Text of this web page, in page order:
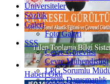
Haberi Oku
Üniversiteler
Sözlük
Galeri
Foto Galeri
SSS
Çevre Görevlisi
Çevre Mühendisliği
LPG Sorumlu
Çevre Danışmanlık